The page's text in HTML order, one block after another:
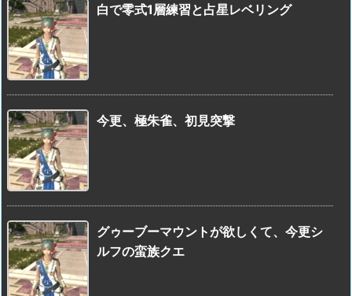
白で零式1層練習と占星レベリング
今更、極朱雀、初見突撃
グゥーブーマウントが欲しくて、今更シ
ルフの蛮族クエ